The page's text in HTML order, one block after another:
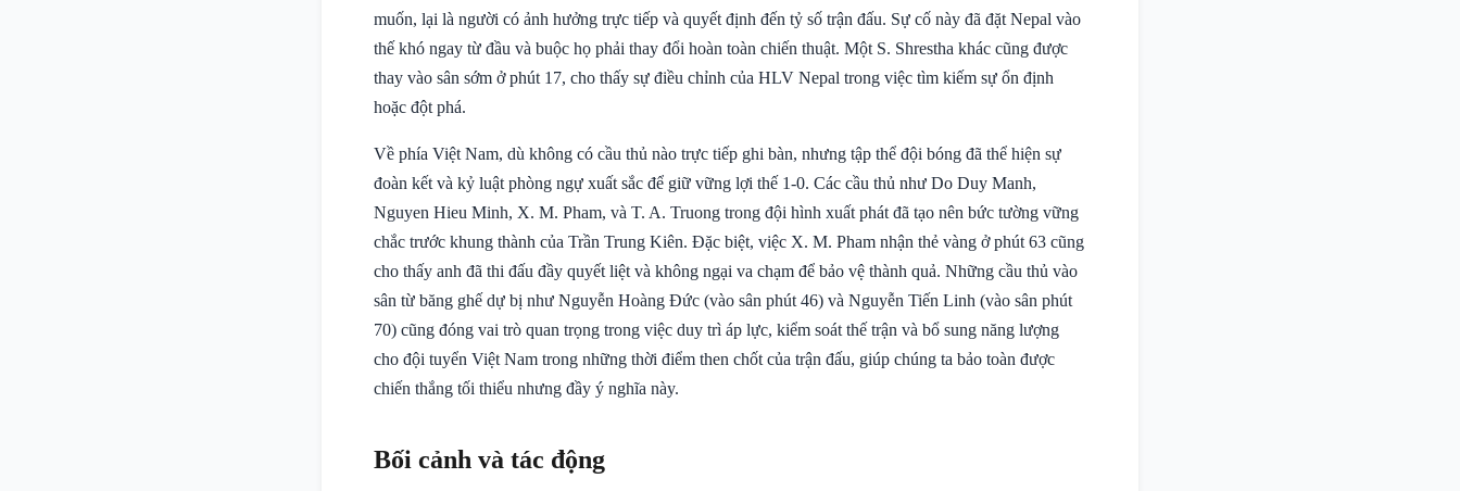
muốn, lại là người có ảnh hưởng trực tiếp và quyết định đến tỷ số trận đấu. Sự cố này đã đặt Nepal vào
thế khó ngay từ đầu và buộc họ phải thay đổi hoàn toàn chiến thuật. Một S. Shrestha khác cũng được
thay vào sân sớm ở phút 17, cho thấy sự điều chỉnh của HLV Nepal trong việc tìm kiếm sự ổn định
hoặc đột phá.
Về phía Việt Nam, dù không có cầu thủ nào trực tiếp ghi bàn, nhưng tập thể đội bóng đã thể hiện sự
đoàn kết và kỷ luật phòng ngự xuất sắc để giữ vững lợi thế 1-0. Các cầu thủ như Do Duy Manh,
Nguyen Hieu Minh, X. M. Pham, và T. A. Truong trong đội hình xuất phát đã tạo nên bức tường vững
chắc trước khung thành của Trần Trung Kiên. Đặc biệt, việc X. M. Pham nhận thẻ vàng ở phút 63 cũng
cho thấy anh đã thi đấu đầy quyết liệt và không ngại va chạm để bảo vệ thành quả. Những cầu thủ vào
sân từ băng ghế dự bị như Nguyễn Hoàng Đức (vào sân phút 46) và Nguyễn Tiến Linh (vào sân phút
70) cũng đóng vai trò quan trọng trong việc duy trì áp lực, kiểm soát thế trận và bổ sung năng lượng
cho đội tuyển Việt Nam trong những thời điểm then chốt của trận đấu, giúp chúng ta bảo toàn được
chiến thắng tối thiểu nhưng đầy ý nghĩa này.
Bối cảnh và tác động